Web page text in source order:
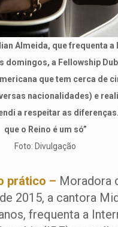
Almeida, que frequenta a
domingos, a Fellowship
que tem cerca de
nacionalidades) e
a respeitar as
que o Reino é um só”
Foto: Divulgação
prático – Moradora
2015, a cantora
frequenta a